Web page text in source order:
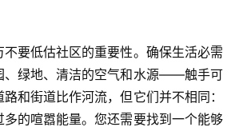
要低估社区的重要性。确保生活必需
绿地、清洁的空气和水源——触手可
和街道比作河流，但它们并不相同：
的喧嚣能量。您还需要找到一个能够